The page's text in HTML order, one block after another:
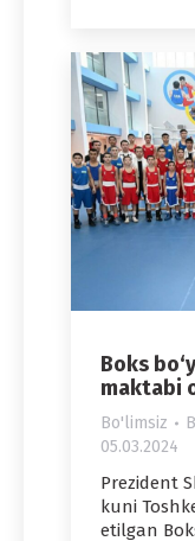
Boks
maktabi
Bo'limsiz
05.03.2024
Prezident
kuni
etilgan